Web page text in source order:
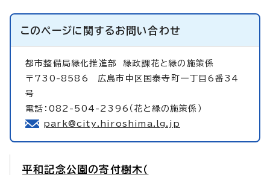
このページに関するお問い合わせ
都市整備局緑化推進部緑政課花と緑の施策係
〒730-8586 広島市中区国泰寺町一丁目6番34
号
電話：082-504-2396（花と緑の施策係）
park@city.hiroshima.lg.jp
平和記念公園の寄付樹木（